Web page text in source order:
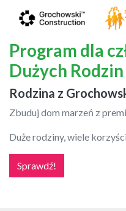
Program dla
Dużych
Rodzina z
Zbuduj dom marzeń z
Duże rodziny, wiele
Sprawdź!